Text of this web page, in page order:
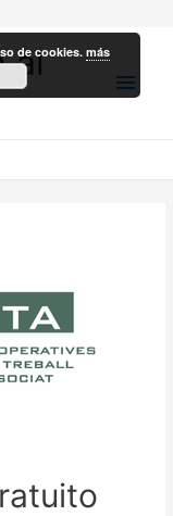
al
de cookies.más